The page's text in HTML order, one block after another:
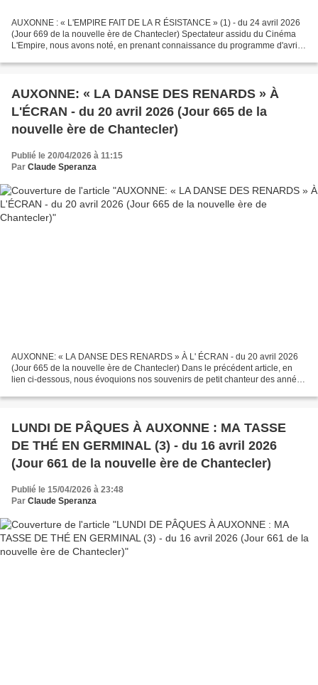
AUXONNE : « L'EMPIRE FAIT DE LA R ÉSISTANCE » (1) - du 24 avril 2026
(Jour 669 de la nouvelle ère de Chantecler) Spectateur assidu du Cinéma
L'Empire, nous avons noté, en prenant connaissance du programme d'avril,
AUXONNE: « LA DANSE DES RENARDS » À
L'ÉCRAN - du 20 avril 2026 (Jour 665 de la
nouvelle ère de Chantecler)
Publié le 20/04/2026 à 11:15
Par Claude Speranza
AUXONNE: « LA DANSE DES RENARDS » À L' ÉCRAN - du 20 avril 2026
(Jour 665 de la nouvelle ère de Chantecler) Dans le précédent article, en
lien ci-dessous, nous évoquions nos souvenirs de petit chanteur des années
LUNDI DE PÂQUES À AUXONNE : MA TASSE
DE THÉ EN GERMINAL (3) - du 16 avril 2026
(Jour 661 de la nouvelle ère de Chantecler)
Publié le 15/04/2026 à 23:48
Par Claude Speranza